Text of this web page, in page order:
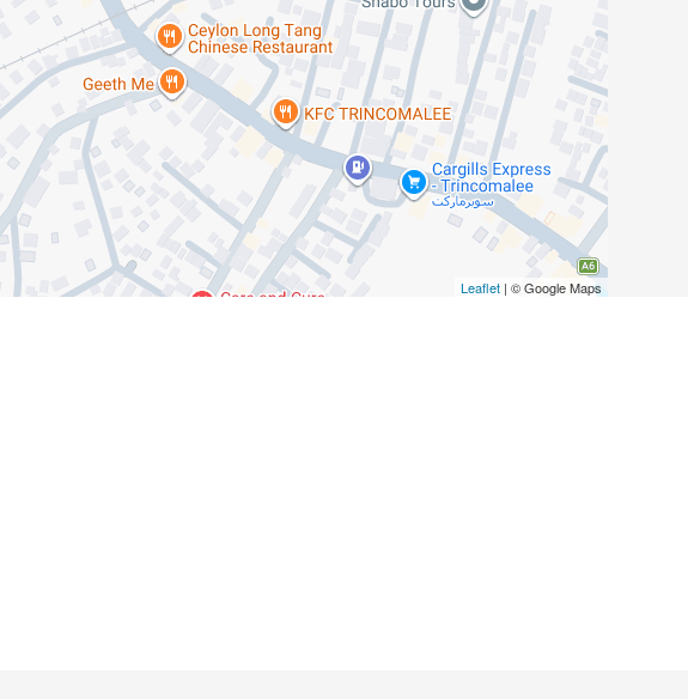
Leaflet| © Google Maps